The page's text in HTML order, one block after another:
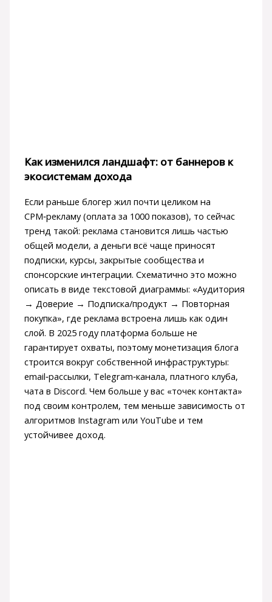
Как изменился ландшафт: от баннеров к
экосистемам дохода
Если раньше блогер жил почти целиком на
CPM‑рекламу (оплата за 1000 показов), то сейчас
тренд такой: реклама становится лишь частью
общей модели, а деньги всё чаще приносят
подписки, курсы, закрытые сообщеcтва и
спонсорские интеграции. Схематично это можно
описать в виде текстовой диаграммы: «Аудитория
→ Доверие → Подписка/продукт → Повторная
покупка», где реклама встроена лишь как один
слой. В 2025 году платформа больше не
гарантирует охваты, поэтому монетизация блога
строится вокруг собственной инфраструктуры:
email‑рассылки, Telegram‑канала, платного клуба,
чата в Discord. Чем больше у вас «точек контакта»
под своим контролем, тем меньше зависимость от
алгоритмов Instagram или YouTube и тем
устойчивее доход.